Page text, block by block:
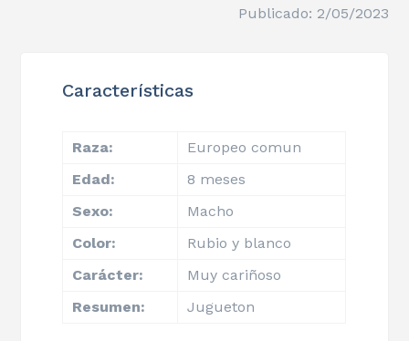
Publicado: 2/05/2023
Características
Raza:
Europeo comun
Edad:
8 meses
Sexo:
Macho
Color:
Rubio y blanco
Carácter:
Muy cariñoso
Resumen:
Jugueton